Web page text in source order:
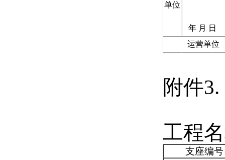
单位
年 月
日
运营单位
附件3.
工程
支座编号